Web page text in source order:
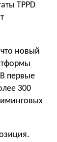
TPPD
новый
первые
300